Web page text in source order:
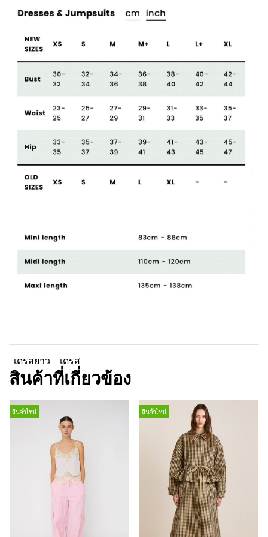
เดรสยาว เดรส
สินค้าที่เกี่ยวข้อง
สินค้าใหม่ สินค้าใหม่